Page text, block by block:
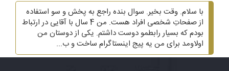
با سلام. وقت بخیر. سوال بنده راجع به پخش و سو استفاده
از صفحاتِ شخصی افراد هست. من 4 سال با آقایی در ارتباط
بودم که بسیار رابطمو دوست داشتم. یکی از دوستان من
اولاومد برای من یه پیج اینستاگرام ساخت و ب...